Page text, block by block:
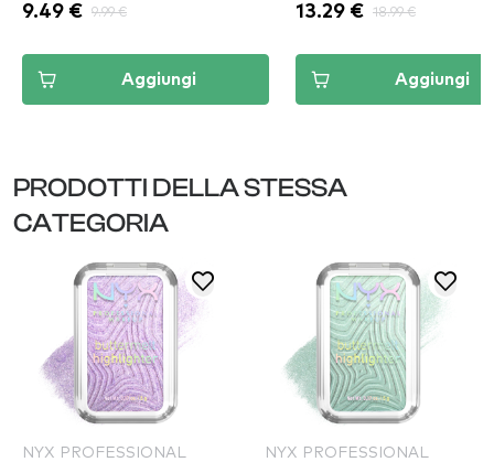
9.49 € 9.99 €
Aggiungi
13.29 € 18.99 €
Aggiungi
PRODOTTI DELLA STESSA
CATEGORIA
NYX PROFESSIONAL
NYX PROFESSIONAL